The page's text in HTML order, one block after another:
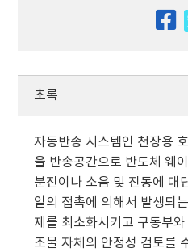
초록
자동반송 시스템인 천장용
을 반송공간으로 반도체 웨
분진이나 소음 및 진동에 대
일의 접촉에 의해서 발생되
제를 최소화시키고 구동부
조물 자체의 안정성 검토를